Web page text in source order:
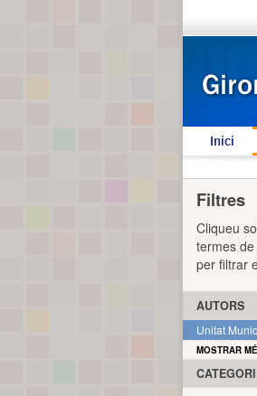
Inici
Filtres
Cliqueu
termes
per filtrar
AUTORS
Unitat
MOSTRAR